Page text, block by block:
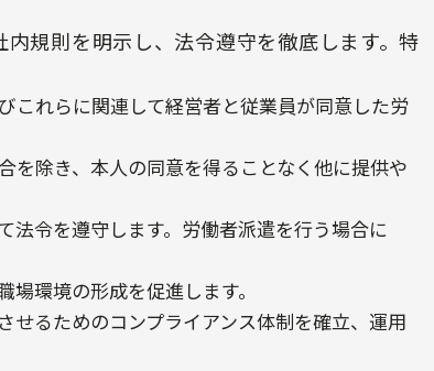
規則を明示し、法令遵守を徹底します。特
これらに関連して経営者と従業員が同意した労
を除き、本人の同意を得ることなく他に提供や
法令を遵守します。労働者派遣を行う場合に
環境の形成を促進します。
るためのコンプライアンス体制を確立、運用